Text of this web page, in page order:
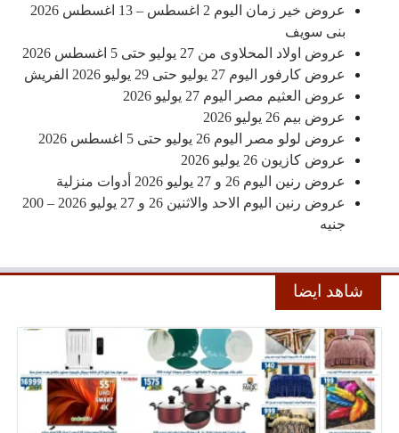
عروض خير زمان اليوم 2 اغسطس – 13 اغسطس 2026
بنى سويف
عروض اولاد المحلاوى من 27 يوليو حتى 5 اغسطس 2026
عروض كارفور اليوم 27 يوليو حتى 29 يوليو 2026 الفريش
عروض العثيم مصر اليوم 27 يوليو 2026
عروض بيم 26 يوليو 2026
عروض لولو مصر اليوم 26 يوليو حتى 5 اغسطس 2026
عروض كازيون 26 يوليو 2026
عروض رنين اليوم 26 و 27 يوليو 2026 أدوات منزلية
عروض رنين اليوم الاحد والاثنين 26 و 27 يوليو 2026 – 200
جنيه
شاهد ايضا